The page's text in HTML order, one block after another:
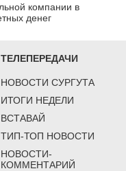
компании в
денег
ТЕЛЕПЕРЕДАЧИ
НОВОСТИ СУРГУТА
ИТОГИ НЕДЕЛИ
ВСТАВАЙ
ТИП-ТОП НОВОСТИ
НОВОСТИ-
КОММЕНТАРИЙ